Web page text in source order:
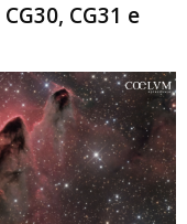
CG31 e